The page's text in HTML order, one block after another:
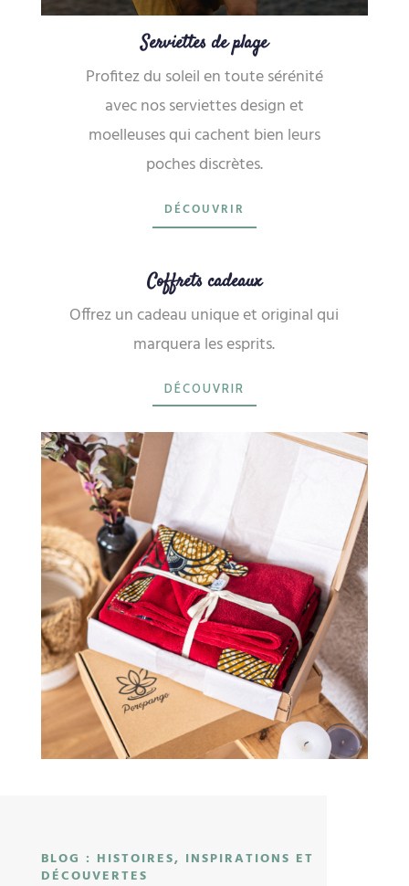
Serviettes de plage
Profitez du soleil en toute sérénité
avec nos serviettes design et
moelleuses qui cachent bien leurs
poches discrètes.
DÉCOUVRIR
Coffrets cadeaux
Offrez un cadeau unique et original qui
marquera les esprits.
DÉCOUVRIR
BLOG : HISTOIRES, INSPIRATIONS ET
DÉCOUVERTES